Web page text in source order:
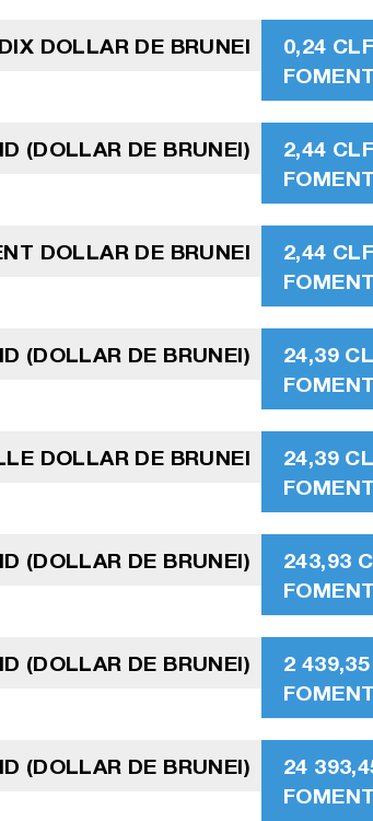
DIX DOLLAR DE BRUNEI
0,24
(DOLLAR DE BRUNEI)
2,44
DOLLAR DE BRUNEI
2,44
(DOLLAR DE BRUNEI)
24,39
DOLLAR DE BRUNEI
24,39
(DOLLAR DE BRUNEI)
243,93
(DOLLAR DE BRUNEI)
2
(DOLLAR DE BRUNEI)
24